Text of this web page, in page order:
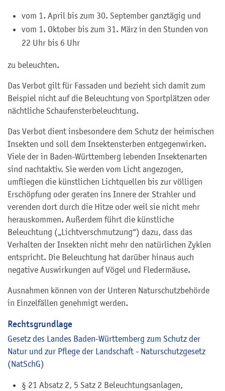
vom 1. April bis zum 30. September ganztägig und
vom 1. Oktober bis zum 31. März in den Stunden von
22 Uhr bis 6 Uhr
zu beleuchten.
Das Verbot gilt für Fassaden und bezieht sich damit zum
Beispiel nicht auf die Beleuchtung von Sportplätzen oder
nächtliche Schaufensterbeleuchtung.
Das Verbot dient insbesondere dem Schutz der heimischen
Insekten und soll dem Insektensterben entgegenwirken.
Viele der in Baden-Württemberg lebenden Insektenarten
sind nachtaktiv. Sie werden vom Licht angezogen,
umfliegen die künstlichen Lichtquellen bis zur völligen
Erschöpfung oder geraten ins Innere der Strahler und
verenden dort durch die Hitze oder weil sie nicht mehr
herauskommen. Außerdem führt die künstliche
Beleuchtung („Lichtverschmutzung“) dazu, dass das
Verhalten der Insekten nicht mehr den natürlichen Zyklen
entspricht. Die Beleuchtung hat darüber hinaus auch
negative Auswirkungen auf Vögel und Fledermäuse.
Ausnahmen können von der Unteren Naturschutzbehörde
in Einzelfällen genehmigt werden.
Rechtsgrundlage
Gesetz des Landes Baden-Württemberg zum Schutz der
Natur und zur Pflege der Landschaft - Naturschutzgesetz
(NatSchG)
§ 21 Absatz 2, 5 Satz 2 Beleuchtungsanlagen,